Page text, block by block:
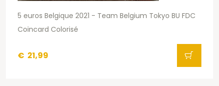
5 euros Belgique 2021 - Team Belgium Tokyo BU FDC
Coincard Colorisé
€ 21,99